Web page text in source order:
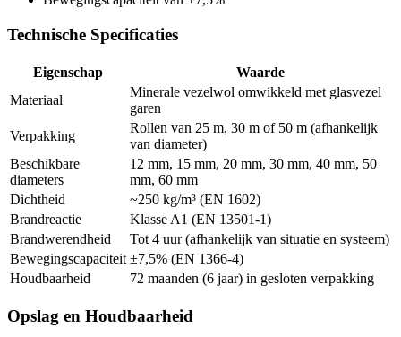
Technische Specificaties
Eigenschap
Waarde
Materiaal
Minerale vezelwol omwikkeld met glasvezel
garen
Verpakking
Rollen van 25 m, 30 m of 50 m (afhankelijk
van diameter)
Beschikbare
diameters
12 mm, 15 mm, 20 mm, 30 mm, 40 mm, 50
mm, 60 mm
Dichtheid
~250 kg/m³ (EN 1602)
Brandreactie
Klasse A1 (EN 13501-1)
Brandwerendheid
Tot 4 uur (afhankelijk van situatie en systeem)
Bewegingscapaciteit ±7,5% (EN 1366-4)
Houdbaarheid
72 maanden (6 jaar) in gesloten verpakking
Opslag en Houdbaarheid